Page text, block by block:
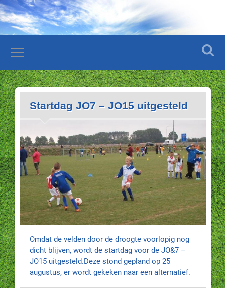
Startdag JO7 – JO15 uitgesteld
Omdat de velden door de droogte voorlopig nog
dicht blijven, wordt de startdag voor de JO&7 –
JO15 uitgesteld.Deze stond gepland op 25
augustus, er wordt gekeken naar een alternatief.